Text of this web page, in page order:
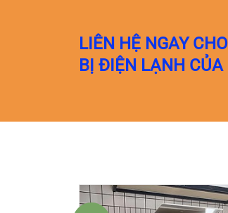
LIÊN HỆ NGAY
BỊ ĐIỆN LẠNH
Giá
gốc
Giá
gốc